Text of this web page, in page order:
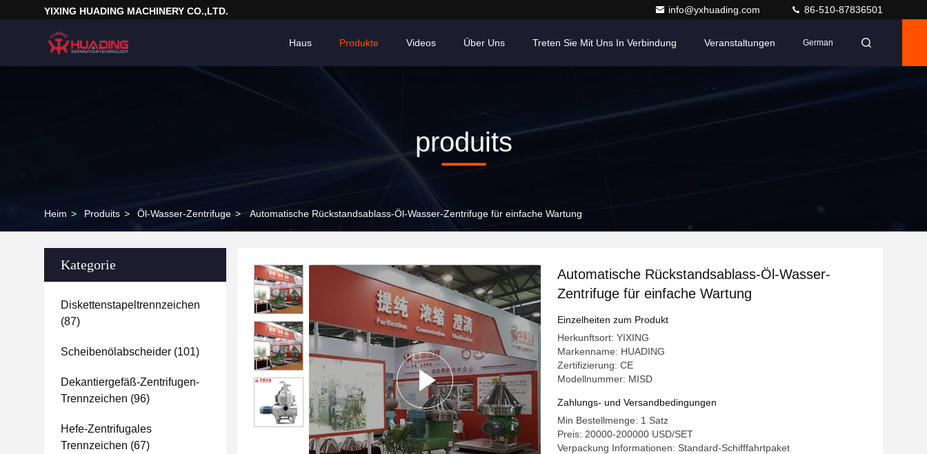
YIXING HUADING MACHINERY CO.,LTD. info@yxhuading.com 86-510-87836501
Haus Produkte Videos Über Uns Treten Sie Mit Uns In Verbindung Veranstaltungen German
produits
Heim > Produits > Öl-Wasser-Zentrifuge > Automatische Rückstandsablass-Öl-Wasser-Zentrifuge für einfache Wartung
Kategorie
Diskettenstapeltrennzeichen
(87)
Scheibenölabscheider (101)
Dekantiergefäß-Zentrifugen-
Trennzeichen (96)
Hefe-Zentrifugales
Trennzeichen (67)
Automatische Rückstandsablass-Öl-Wasser-
Zentrifuge für einfache Wartung
Einzelheiten zum Produkt
Herkunftsort: YIXING
Markenname: HUADING
Zertifizierung: CE
Modellnummer: MISD
Zahlungs- und Versandbedingungen
Min Bestellmenge: 1 Satz
Preis: 20000-200000 USD/SET
Verpackung Informationen: Standard-Schifffahrtpaket